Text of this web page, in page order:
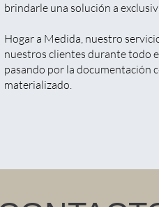
brindarle una solución a
Hogar a Medida, nuestro
nuestros clientes durante todo
pasando por la documentación
materializado.